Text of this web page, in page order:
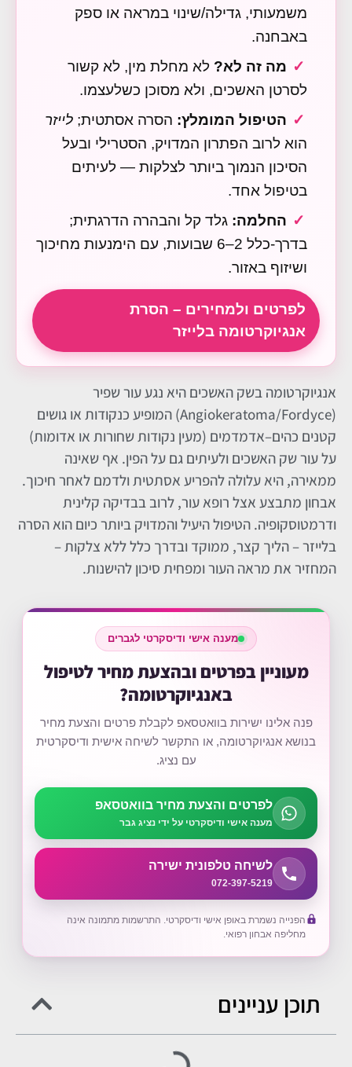
משמעותי, גדילה/שינוי במראה או ספק
באבחנה.
מה זה לא?לא מחלת מין, לא קשור
לסרטן האשכים, ולא מסוכן כשלעצמו.
הטיפול המומלץ:הסרה אסתטית;לייזר
הוא לרוב הפתרון המדויק, הסטרילי ובעל
הסיכון הנמוך ביותר לצלקות — לעיתים
בטיפול אחד.
החלמה:גלד קל והבהרה הדרגתית;
בדרך-כלל 2–6 שבועות, עם הימנעות מחיכוך
ושיזוף באזור.
לפרטים ולמחירים – הסרת
אנגיוקרטומה בלייזר
אנגיוקרטומה בשק האשכים היא נגע עור שפיר
(Angiokeratoma/Fordyce) המופיע כנקודות או גושים
קטנים כהים–אדמדמים (מעין נקודות שחורות או אדומות)
על עור שק האשכים ולעיתים גם על הפין. אף שאינה
ממאירה, היא עלולה להפריע אסתטית ולדמם לאחר חיכוך.
אבחון מתבצע אצל רופא עור, לרוב בבדיקה קלינית
ודרמטוסקופיה. הטיפול היעיל והמדויק ביותר כיום הוא הסרה
בלייזר – הליך קצר, ממוקד ובדרך כלל ללא צלקות –
המחזיר את מראה העור ומפחית סיכון להישנות.
מענה אישי ודיסקרטי לגברים
מעוניין בפרטים ובהצעת מחיר לטיפול
באנגיוקרטומה?
פנה אלינו ישירות בוואטסאפ לקבלת פרטים והצעת מחיר
בנושא אנגיוקרטומה, או התקשר לשיחה אישית ודיסקרטית
עם נציג.
לפרטים והצעת מחיר בוואטסאפ
מענה אישי ודיסקרטי על ידי נציג גבר
לשיחה טלפונית ישירה
072-397-5219
הפנייה נשמרת באופן אישי ודיסקרטי. התרשמות מתמונה אינה
מחליפה אבחון רפואי.
תוכן עניינים